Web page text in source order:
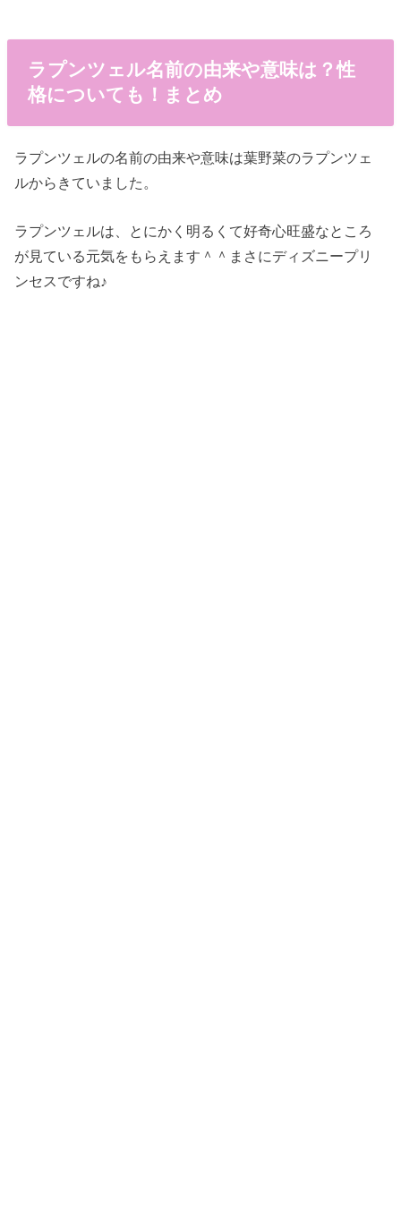
ラプンツェル名前の由来や意味は？性
格についても！まとめ
ラプンツェルの名前の由来や意味は葉野菜のラプンツェ
ルからきていました。
ラプンツェルは、とにかく明るくて好奇心旺盛なところ
が見ている元気をもらえます＾＾まさにディズニープリ
ンセスですね♪